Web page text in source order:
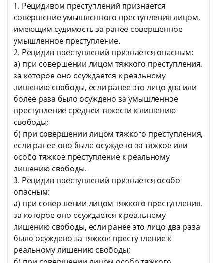
1. Рецидивом преступлений признается
совершение умышленного преступления лицом,
имеющим судимость за ранее совершенное
умышленное преступление.
2. Рецидив преступлений признается опасным:
а) при совершении лицом тяжкого преступления,
за которое оно осуждается к реальному
лишению свободы, если ранее это лицо два или
более раза было осуждено за умышленное
преступление средней тяжести к лишению
свободы;
б) при совершении лицом тяжкого преступления,
если ранее оно было осуждено за тяжкое или
особо тяжкое преступление к реальному
лишению свободы.
3. Рецидив преступлений признается особо
опасным:
а) при совершении лицом тяжкого преступления,
за которое оно осуждается к реальному
лишению свободы, если ранее это лицо два раза
было осуждено за тяжкое преступление к
реальному лишению свободы;